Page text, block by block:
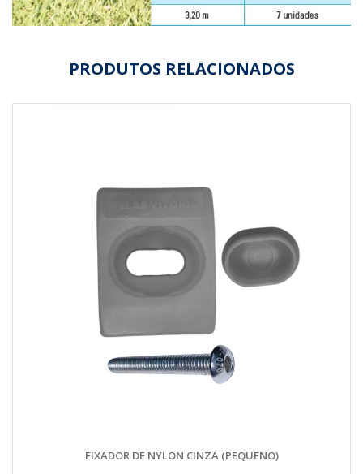
PRODUTOS RELACIONADOS
FIXADOR DE NYLON CINZA (PEQUENO)